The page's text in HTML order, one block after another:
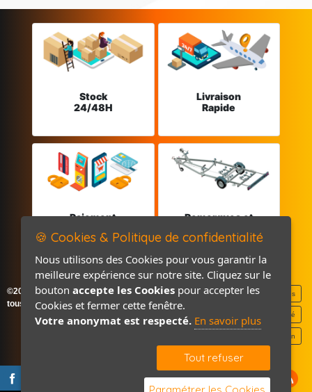
Stock
24/48H
Livraison
Rapide
Paiement
Remorques et
©2026-2027 France Accastillage
tous droits réservés
Mentions légales
Politique de confidentialité
Contact / Plan
🍪 Cookies & Politique de confidentialité
Nous utilisons des Cookies pour vous garantir la
meilleure expérience sur notre site. Cliquez sur le
bouton accepte les Cookies pour accepter les
Cookies et fermer cette fenêtre.
Votre anonymat est respecté. En savoir plus
Tout refuser